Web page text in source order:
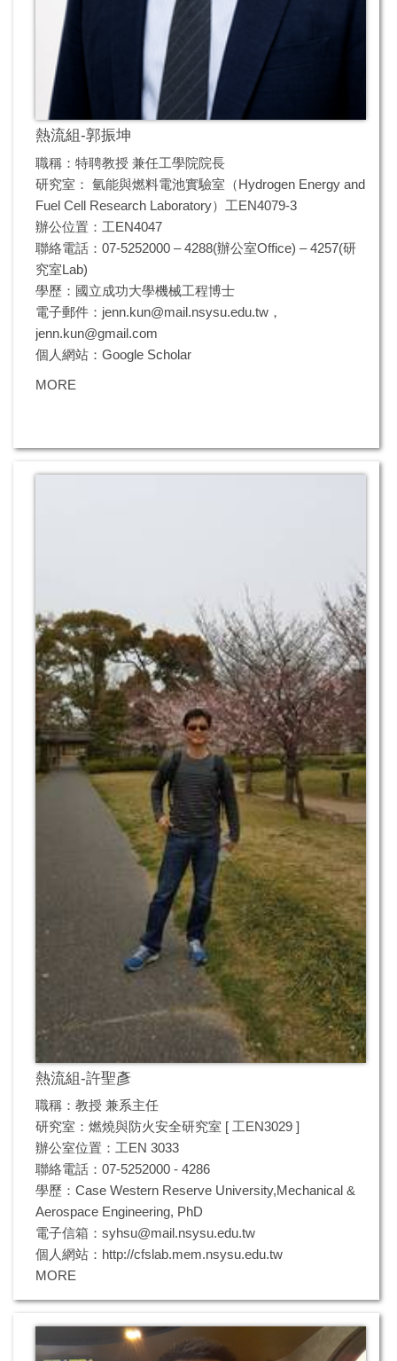
熱流組-郭振坤
職稱：特聘教授 兼任工學院院長
研究室： 氫能與燃料電池實驗室（Hydrogen Energy and
Fuel Cell Research Laboratory）工EN4079-3
辦公位置：工EN4047
聯絡電話：07-5252000 – 4288(辦公室Office) – 4257(研
究室Lab)
學歷：國立成功大學機械工程博士
電子郵件： jenn.kun@mail.nsysu.edu.tw ，
jenn.kun@gmail.com
個人網站： Google Scholar
MORE
熱流組-許聖彥
職稱：教授 兼系主任
研究室：燃燒與防火安全研究室 [ 工EN3029 ]
辦公室位置：工EN 3033
聯絡電話：07-5252000 - 4286
學歷：Case Western Reserve University,Mechanical &
Aerospace Engineering, PhD
電子信箱： syhsu@mail.nsysu.edu.tw
個人網站： http://cfslab.mem.nsysu.edu.tw
MORE